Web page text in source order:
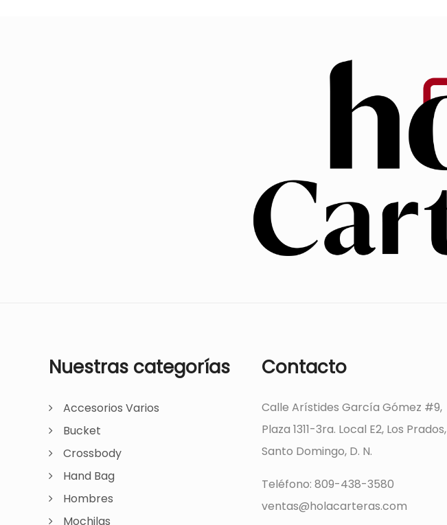
Nuestras categorías
Accesorios Varios
Bucket
Crossbody
Hand Bag
Hombres
Mochilas
Contacto
Calle Arístides García Gómez #9,
Plaza 1311-3ra. Local E2, Los Prados,
Santo Domingo, D. N.
Teléfono: 809-438-3580
ventas@holacarteras.com